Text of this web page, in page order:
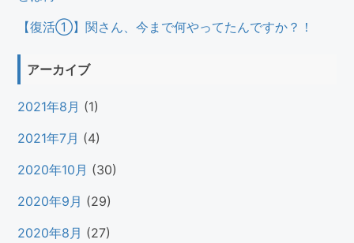
【復活①】関さん、今まで何やってたんですか？！
アーカイブ
2021年8月 (1)
2021年7月 (4)
2020年10月 (30)
2020年9月 (29)
2020年8月 (27)